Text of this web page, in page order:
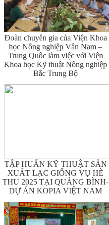
Đoàn chuyên gia của Viện Khoa
học Nông nghiệp Vân Nam –
Trung Quốc làm việc với Viện
Khoa học Kỹ thuật Nông nghiệp
Bắc Trung Bộ
TẬP HUẤN KỸ THUẬT SẢN
XUẤT LẠC GIỐNG VỤ HÈ
THU 2025 TẠI QUẢNG BÌNH-
DỰ ÁN KOPIA VIỆT NAM